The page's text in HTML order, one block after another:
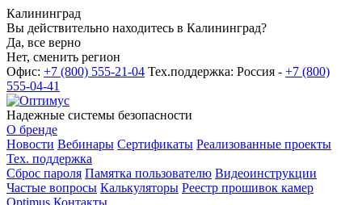
Калининград
Вы действительно находитесь в Калининград?
Да, все верно
Нет, сменить регион
Офис: +7 (800) 555-21-04 Тех.поддержка: Россия - +7 (800)
555-04-41
Надежные системы безопасности
О бренде
Новости Вебинары Сертификаты Реализованные проекты
Тех. поддержка
Сброс пароля Памятка пользователю Видеоинструкции
Частые вопросы Калькуляторы Реестр прошивок камер
Optimus Контакты